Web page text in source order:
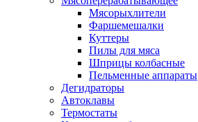
Мясорыхлители
Фаршемешалки
Куттеры
Пилы для мяса
Шприцы колбасные
Пельменные аппараты
Дегидраторы
Автоклавы
Термостаты